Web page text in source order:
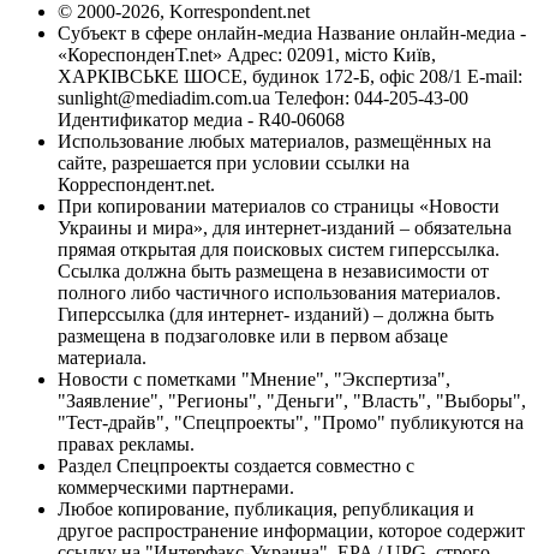
© 2000-2026, Korrespondent.net
Субъект в сфере онлайн-медиа Название онлайн-медиа -
«КореспонденТ.net» Адрес: 02091, місто Київ,
ХАРКІВСЬКЕ ШОСЕ, будинок 172-Б, офіс 208/1 E-mail:
sunlight@mediadim.com.ua Телефон: 044-205-43-00
Идентификатор медиа - R40-06068
Использование любых материалов, размещённых на
сайте, разрешается при условии ссылки на
Корреспондент.net.
При копировании материалов со страницы «Новости
Украины и мира», для интернет-изданий – обязательна
прямая открытая для поисковых систем гиперссылка.
Ссылка должна быть размещена в независимости от
полного либо частичного использования материалов.
Гиперссылка (для интернет- изданий) – должна быть
размещена в подзаголовке или в первом абзаце
материала.
Новости с пометками "Мнение", "Экспертиза",
"Заявление", "Регионы", "Деньги", "Власть", "Выборы",
"Тест-драйв", "Спецпроекты", "Промо" публикуются на
правах рекламы.
Раздел Спецпроекты создается совместно с
коммерческими партнерами.
Любое копирование, публикация, републикация и
другое распространение информации, которое содержит